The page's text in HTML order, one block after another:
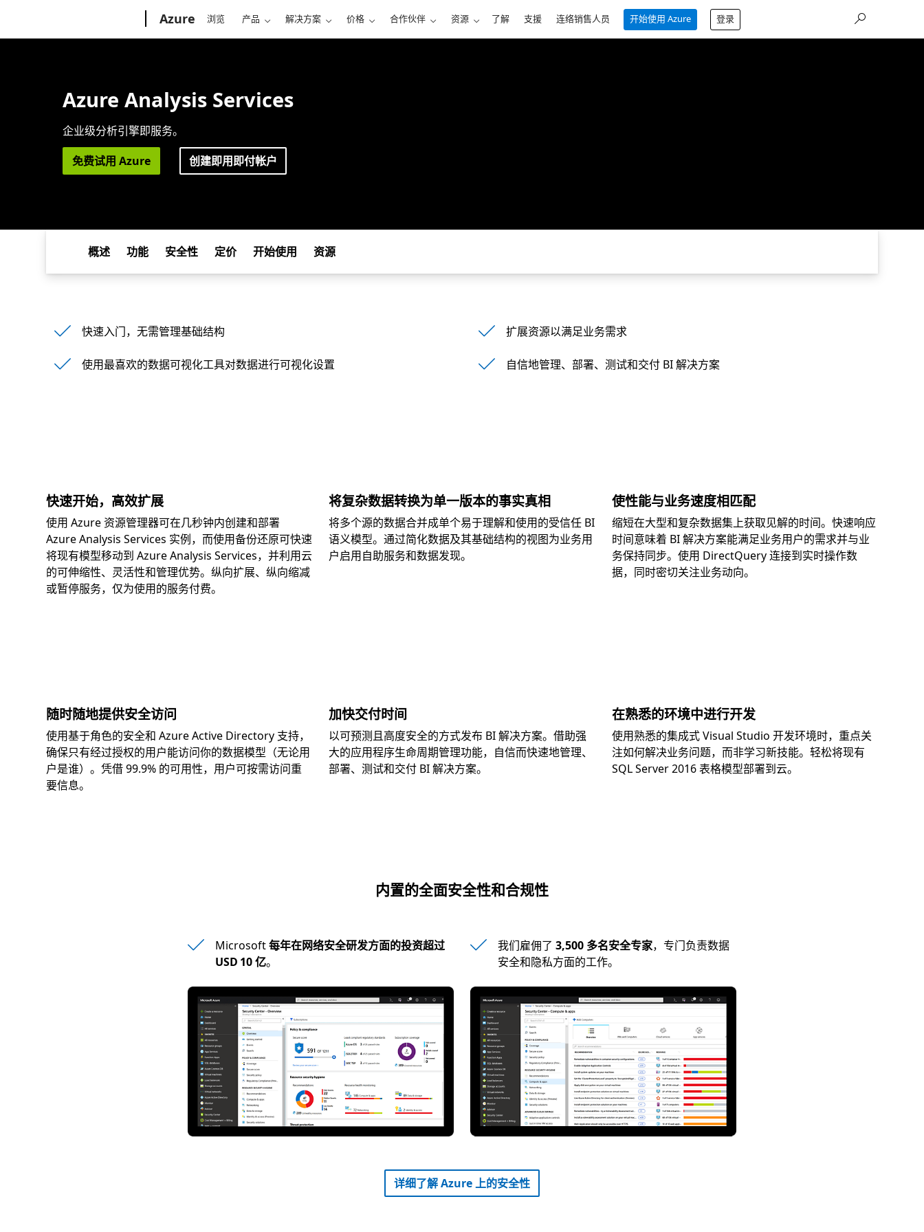
Azure 浏览 产品 解决方案 价格 合作伙伴 资源 了解 支援 连络销售人员 开始使用 Azure 登录
Azure Analysis Services
企业级分析引擎即服务。
免费试用 Azure
创建即用即付帐户
概述 功能 安全性 定价 开始使用 资源
快速入门，无需管理基础结构
使用最喜欢的数据可视化工具对数据进行可视化设置
扩展资源以满足业务需求
自信地管理、部署、测试和交付 BI 解决方案
快速开始，高效扩展
使用 Azure 资源管理器可在几秒钟内创建和部署
Azure Analysis Services 实例，而使用备份还原可快速
将现有模型移动到 Azure Analysis Services，并利用云
的可伸缩性、灵活性和管理优势。纵向扩展、纵向缩减
或暂停服务，仅为使用的服务付费。
将复杂数据转换为单一版本的事实真相
将多个源的数据合并成单个易于理解和使用的受信任 BI
语义模型。通过简化数据及其基础结构的视图为业务用
户启用自助服务和数据发现。
使性能与业务速度相匹配
缩短在大型和复杂数据集上获取见解的时间。快速响应
时间意味着 BI 解决方案能满足业务用户的需求并与业
务保持同步。使用 DirectQuery 连接到实时操作数
据，同时密切关注业务动向。
随时随地提供安全访问
使用基于角色的安全和 Azure Active Directory 支持，
确保只有经过授权的用户能访问你的数据模型（无论用
户是谁）。凭借 99.9% 的可用性，用户可按需访问重
要信息。
加快交付时间
以可预测且高度安全的方式发布 BI 解决方案。借助强
大的应用程序生命周期管理功能，自信而快速地管理、
部署、测试和交付 BI 解决方案。
在熟悉的环境中进行开发
使用熟悉的集成式 Visual Studio 开发环境时，重点关
注如何解决业务问题，而非学习新技能。轻松将现有
SQL Server 2016 表格模型部署到云。
内置的全面安全性和合规性
Microsoft每年在网络安全研发方面的投资超过
USD 10 亿。
我们雇佣了 3,500 多名安全专家，专门负责数据
安全和隐私方面的工作。
详细了解 Azure 上的安全性